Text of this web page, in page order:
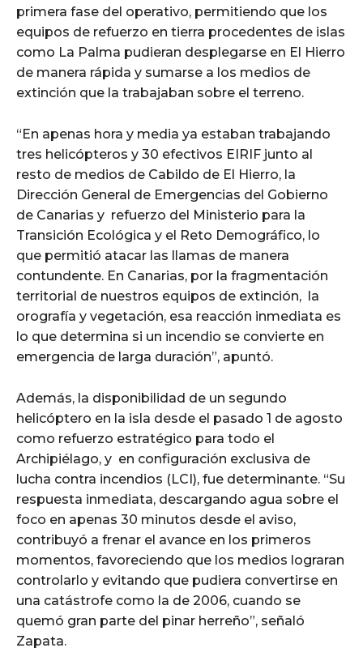
primera fase del operativo, permitiendo que los
equipos de refuerzo en tierra procedentes de islas
como La Palma pudieran desplegarse en El Hierro
de manera rápida y sumarse a los medios de
extinción que la trabajaban sobre el terreno.
“En apenas hora y media ya estaban trabajando
tres helicópteros y 30 efectivos EIRIF junto al
resto de medios de Cabildo de El Hierro, la
Dirección General de Emergencias del Gobierno
de Canarias y refuerzo del Ministerio para la
Transición Ecológica y el Reto Demográfico, lo
que permitió atacar las llamas de manera
contundente. En Canarias, por la fragmentación
territorial de nuestros equipos de extinción, la
orografía y vegetación, esa reacción inmediata es
lo que determina si un incendio se convierte en
emergencia de larga duración”, apuntó.
Además, la disponibilidad de un segundo
helicóptero en la isla desde el pasado 1 de agosto
como refuerzo estratégico para todo el
Archipiélago, y en configuración exclusiva de
lucha contra incendios (LCI), fue determinante. “Su
respuesta inmediata, descargando agua sobre el
foco en apenas 30 minutos desde el aviso,
contribuyó a frenar el avance en los primeros
momentos, favoreciendo que los medios lograran
controlarlo y evitando que pudiera convertirse en
una catástrofe como la de 2006, cuando se
quemó gran parte del pinar herreño”, señaló
Zapata.